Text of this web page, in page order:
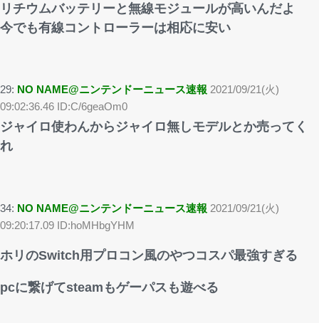
リチウムバッテリーと無線モジュールが高いんだよ
今でも有線コントローラーは相応に安い
29: NO NAME@ニンテンドーニュース速報 2021/09/21(火)
09:02:36.46 ID:C/6geaOm0
ジャイロ使わんからジャイロ無しモデルとか売ってく
れ
34: NO NAME@ニンテンドーニュース速報 2021/09/21(火)
09:20:17.09 ID:hoMHbgYHM
ホリのSwitch用プロコン風のやつコスパ最強すぎる
pcに繋げてsteamもゲーパスも遊べる